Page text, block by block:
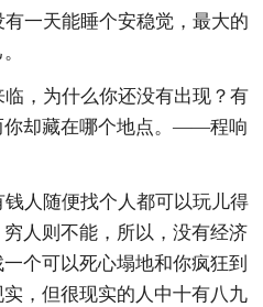
一天能睡个安稳觉，最大的
，为什么你还没有出现？有
你却藏在哪个地点。——程响
人随便找个人都可以玩儿得
人则不能，所以，没有经济
个可以死心塌地和你疯狂到
，但很现实的人中十有八九